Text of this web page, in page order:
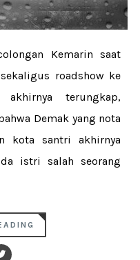
Kemarin saat
roadshow ke
terungkap,
Demak yang nota
kota santri akhirnya
istri salah seorang